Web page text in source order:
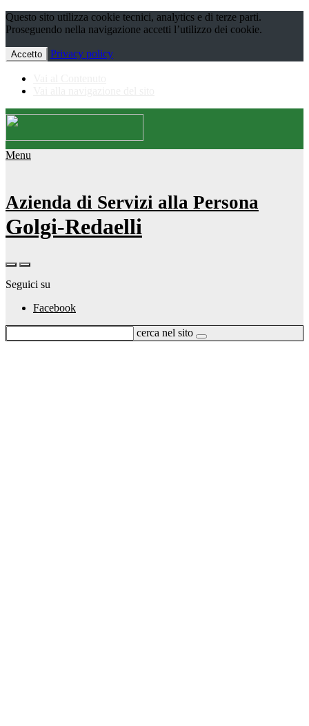
Questo sito utilizza cookie tecnici, analytics e di terze parti.
Proseguendo nella navigazione accetti l’utilizzo dei cookie.
Accetto Privacy policy
Menu
Azienda di Servizi alla Persona
Golgi-Redaelli
Seguici su
Facebook
cerca nel sito